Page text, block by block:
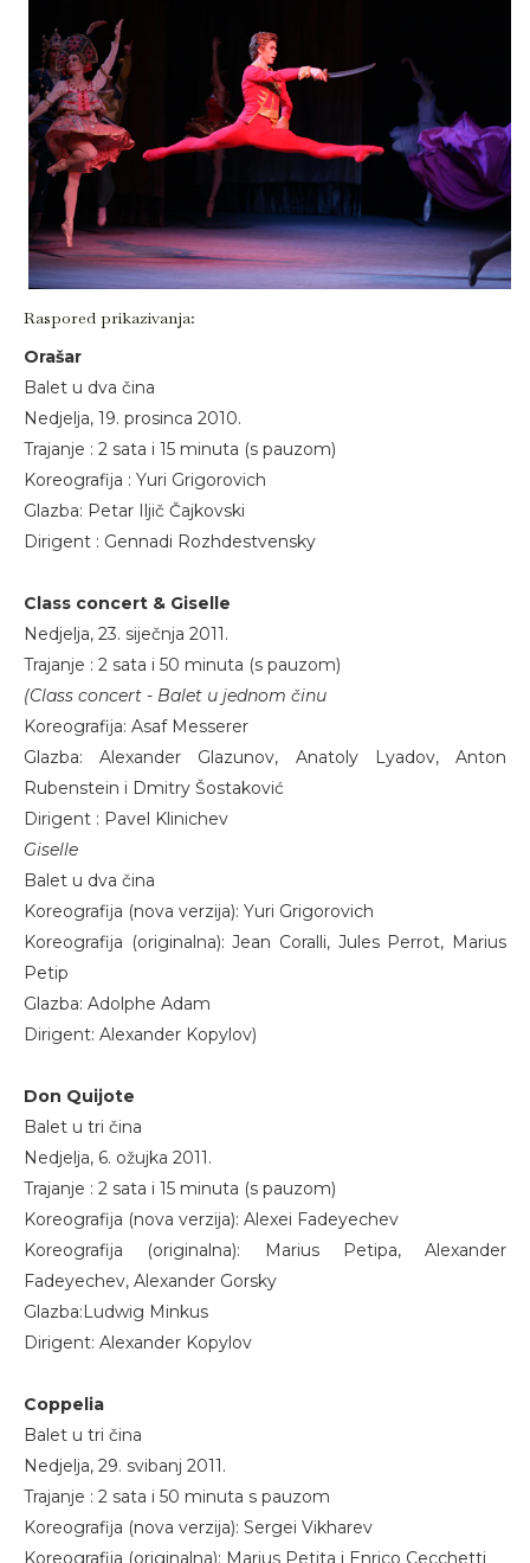
Raspored prikazivanja:
Orašar
Balet u dva čina
Nedjelja, 19. prosinca 2010.
Trajanje : 2 sata i 15 minuta (s pauzom)
Koreografija : Yuri Grigorovich
Glazba: Petar Iljič Čajkovski
Dirigent : Gennadi Rozhdestvensky
Class concert & Giselle
Nedjelja, 23. siječnja 2011.
Trajanje : 2 sata i 50 minuta (s pauzom)
(Class concert - Balet u jednom činu
Koreografija: Asaf Messerer
Glazba: Alexander Glazunov, Anatoly Lyadov, Anton
Rubenstein i Dmitry Šostaković
Dirigent : Pavel Klinichev
Giselle
Balet u dva čina
Koreografija (nova verzija): Yuri Grigorovich
Koreografija (originalna): Jean Coralli, Jules Perrot, Marius
Petip
Glazba: Adolphe Adam
Dirigent: Alexander Kopylov)
Don Quijote
Balet u tri čina
Nedjelja, 6. ožujka 2011.
Trajanje : 2 sata i 15 minuta (s pauzom)
Koreografija (nova verzija): Alexei Fadeyechev
Koreografija (originalna): Marius Petipa, Alexander
Fadeyechev, Alexander Gorsky
Glazba:Ludwig Minkus
Dirigent: Alexander Kopylov
Coppelia
Balet u tri čina
Nedjelja, 29. svibanj 2011.
Trajanje : 2 sata i 50 minuta s pauzom
Koreografija (nova verzija): Sergei Vikharev
Koreografija (originalna): Marius Petita i Enrico Cecchetti